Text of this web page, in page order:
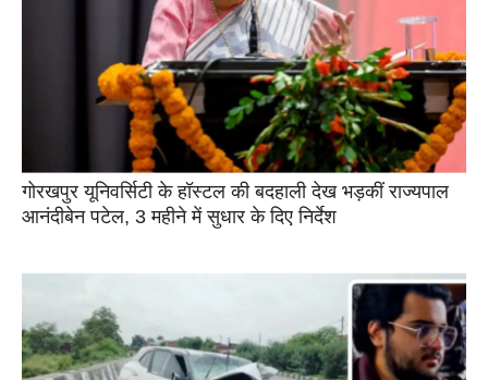
गोरखपुर यूनिवर्सिटी के हॉस्टल की बदहाली देख भड़कीं राज्यपाल
आनंदीबेन पटेल, 3 महीने में सुधार के दिए निर्देश